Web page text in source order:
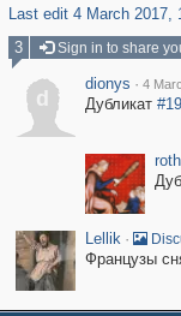
Last edit 4 March 2017,
3 Sign in to share
d
dionys · 4
Дубликат
Lellik ·
Французы